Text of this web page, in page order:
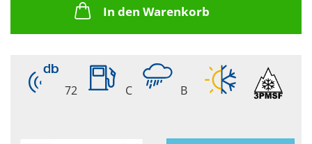
In den Warenkorb
72 C B